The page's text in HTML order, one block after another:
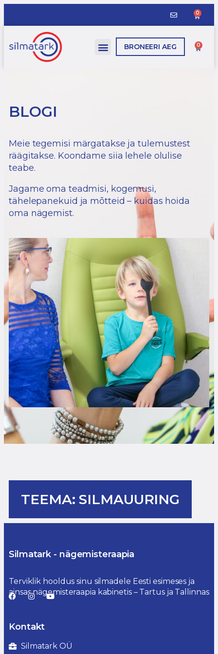
0
BRONEERI AEG 0
BLOGI
Meie tegemisi märgatakse ja tulemustest
räägitakse. Koondame siia lehele olulise
teabe.
Jagame oma teadmisi, kogemusi,
tähelepanekuid ja mõtteid – kuidas hoida
oma nägemist.
TEEMA: SILMAUURING
Silmatark - nägemisteraapia
Terviklik hooldus sinu silmadele Eesti esimeses ja
ainsas nägemisteraapia kabinetis – Tartus ja Tallinnas
Kontakt
Silmatark OÜ